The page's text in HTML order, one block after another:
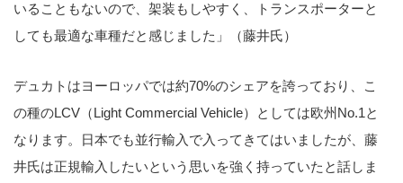
いることもないので、架装もしやすく、トランスポーターと
しても最適な車種だと感じました」（藤井氏）
デュカトはヨーロッパでは約70%のシェアを誇っており、こ
の種のLCV（Light Commercial Vehicle）としては欧州No.1と
なります。日本でも並行輸入で入ってきてはいましたが、藤
井氏は正規輸入したいという思いを強く持っていたと話しま